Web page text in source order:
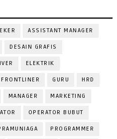
ASSISTANT MANAGER
DESAIN GRAFIS
ELEKTRIK
FRONTLINER GURU HRD
MANAGER MARKETING
OPERATOR BUBUT
PROGRAMMER